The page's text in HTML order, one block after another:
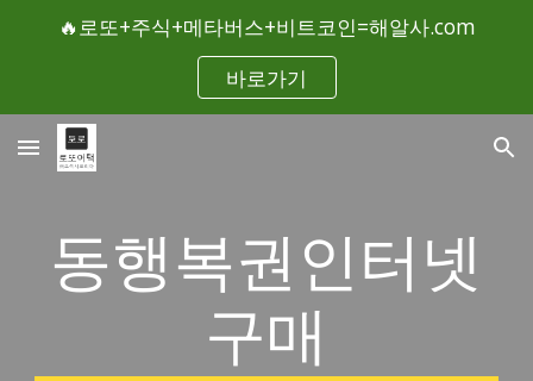
Skip to main content Skip to navigation
🔥로또+주식+메타버스+비트코인=해알사.com
바로가기
동행복권인터넷
구매